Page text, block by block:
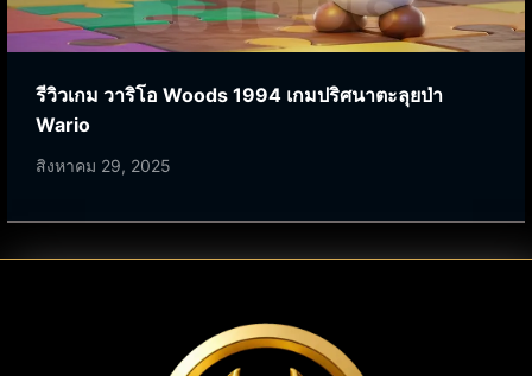
รีวิวเกม วาริโอ Woods 1994 เกมปริศนาตะลุยป่า
Wario
สิงหาคม 29, 2025